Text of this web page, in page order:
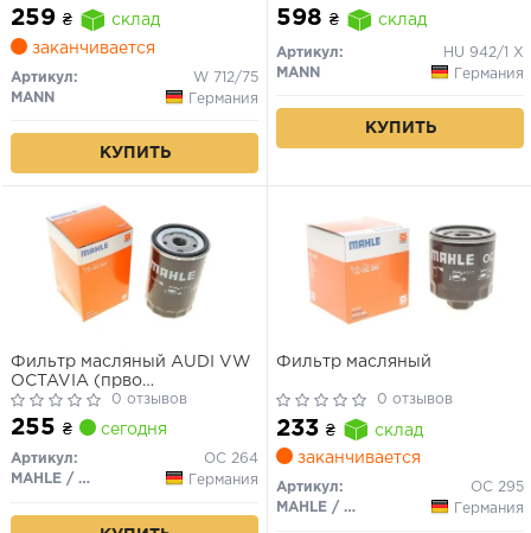
06-,Espero 91-99
259 ₴
склад
заканчивается
Артикул:
W 712/75
MANN
Германия
КУПИТЬ
598 ₴ склад
Артикул:
HU 942/1 X
MANN
Германия
КУПИТЬ
Фильтр масляный AUDI VW
OCTAVIA (прво
KnechtMahle)0 отзывов
255 ₴ сегодня
Артикул:
OC 264
MAHLE / KNECHT
Германия
Фильтр масляный
0 отзывов
233 ₴
склад
заканчивается
Артикул:
OC 295
MAHLE / KNECHT
Германия